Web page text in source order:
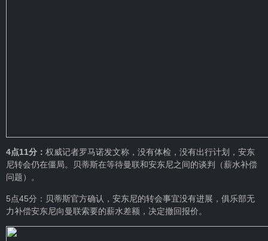
4点11分： 权威记者罗马诺发文称，没有体检，没有出行计划，安东
尼转会仍在僵局。贝蒂斯在等待曼联和安东尼之间的谈判（薪水补偿
问题）。
5点45分：贝蒂斯官方确认，安东尼的转会事宜没有进展，俱乐部无
力补偿安东尼向曼联索要的薪水差额，决定撤回报价。